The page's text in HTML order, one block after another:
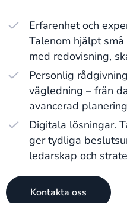
Erfarenhet och
Talenom hjälpt
med redovisning,
Personlig
vägledning – från
avancerad
Digitala lösningar.
ger tydliga
ledarskap och
Kontakta oss